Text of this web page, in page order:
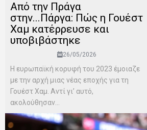
Από την Πράγα
στην...Πάργα: Πώς η Γουέστ
Χαμ κατέρρευσε και
υποβιβάστηκε
26/05/2026
Η ευρωπαϊκή κορυφή του 2023 έμοιαζε
με την αρχή μιας νέας εποχής για τη
Γουέστ Χαμ. Αντί γι’ αυτό,
ακολούθησαν...